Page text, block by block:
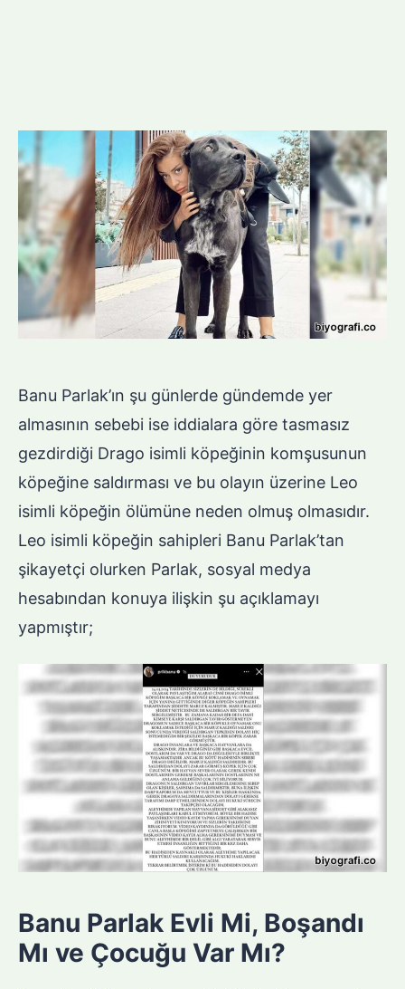
Banu Parlak’ın şu günlerde gündemde yer
almasının sebebi ise iddialara göre tasmasız
gezdirdiği Drago isimli köpeğinin komşusunun
köpeğine saldırması ve bu olayın üzerine Leo
isimli köpeğin ölümüne neden olmuş olmasıdır.
Leo isimli köpeğin sahipleri Banu Parlak’tan
şikayetçi olurken Parlak, sosyal medya
hesabından konuya ilişkin şu açıklamayı
yapmıştır;
Banu Parlak Evli Mi, Boşandı
Mı ve Çocuğu Var Mı?